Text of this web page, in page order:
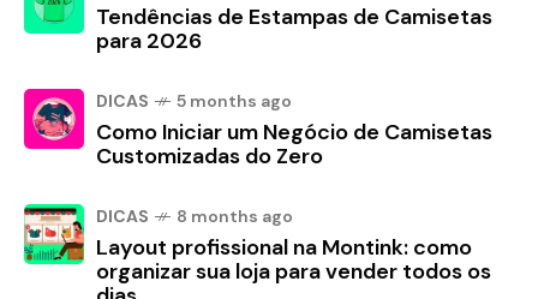
Tendências de Estampas de Camisetas
para 2026
DICAS 5 months ago
Como Iniciar um Negócio de Camisetas
Customizadas do Zero
DICAS 8 months ago
Layout profissional na Montink: como
organizar sua loja para vender todos os